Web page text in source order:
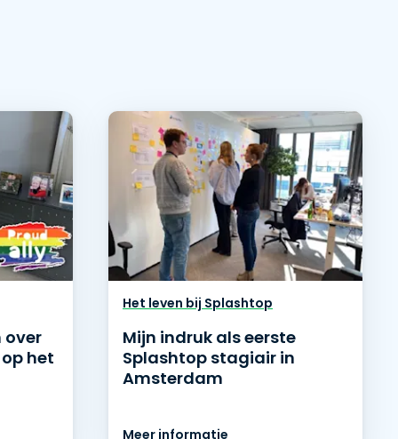
over
het
Het leven bij Splashtop
Mijn indruk als eerste
Splashtop stagiair in
Amsterdam
Meer informatie